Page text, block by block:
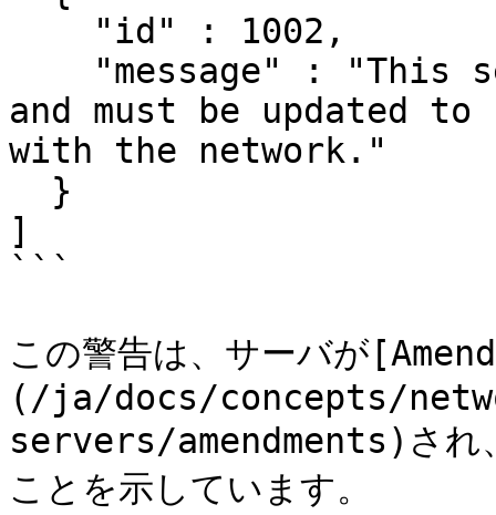
and must be updated
with the network."
]
```
この警告は、サーバが
(/ja/docs/concepts/
servers/amendments)され
ことを示しています。